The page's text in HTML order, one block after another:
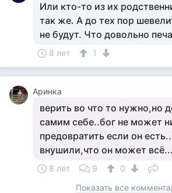
Или кто-то из их
так же. А до тех пор
не будут. Что довольно
8 лет 1
Аринка
верить во что то нужно,но
самим себе..бог не может
предовратить если он
внушили,что он может
8 лет 9
0
Показать все